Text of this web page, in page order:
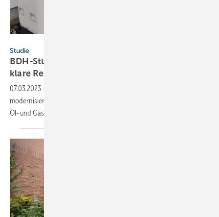
Studie
BDH-Studie zeigt: Technologiefreiheit braucht
klare Regeln
07.03.2023 -
modernisierte Heizungen vorgelegt. Sie zeigen, dass der Einbau neuer
Öl- und Gas-Heizungen Regeln